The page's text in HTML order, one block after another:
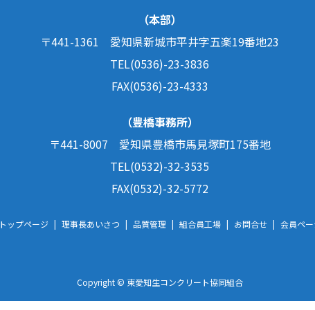
（本部）
〒441-1361
愛知県新城市平井字五楽19番地23
TEL(0536)-23-3836
FAX(0536)-23-4333
（豊橋事務所）
〒441-8007 愛知県豊橋市馬見塚町175番地
TEL(0532)-32-3535
FAX(0532)-32-5772
トップページ 理事長あいさつ 品質管理 組合員工場 お問合せ 会員ペ
Copyright © 東愛知生コンクリート協同組合